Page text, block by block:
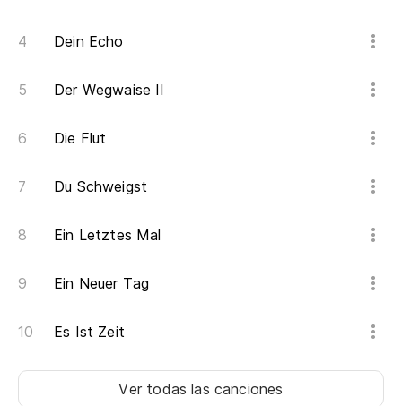
Dein Echo
Der Wegwaise II
Die Flut
Du Schweigst
Ein Letztes Mal
Ein Neuer Tag
Es Ist Zeit
Ver todas las canciones